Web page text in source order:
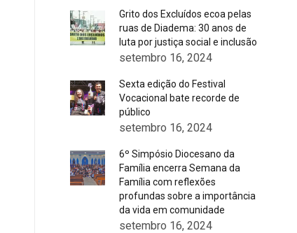
Grito dos Excluídos ecoa pelas
ruas de Diadema: 30 anos de
luta por justiça social e inclusão
setembro 16, 2024
Sexta edição do Festival
Vocacional bate recorde de
público
setembro 16, 2024
6º Simpósio Diocesano da
Família encerra Semana da
Família com reflexões
profundas sobre a importância
da vida em comunidade
setembro 16, 2024